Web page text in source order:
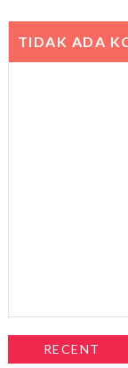
TIDAK ADA
RECENT